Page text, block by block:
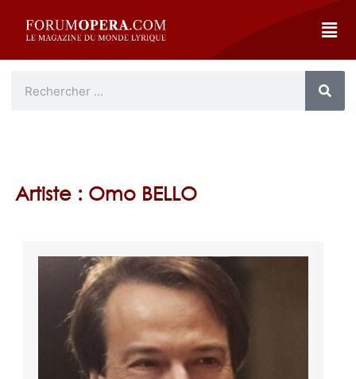
Artiste : Omo BELLO